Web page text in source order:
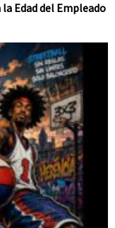
Edad del Empleado